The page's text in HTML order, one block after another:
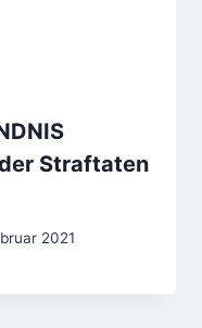
Straftaten
2021